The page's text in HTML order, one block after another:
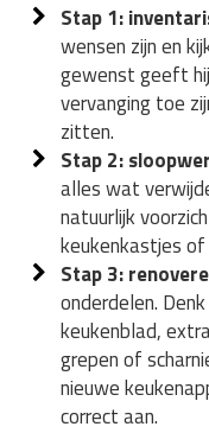
Stap 1:
wensen zijn en
gewenst geeft
vervanging toe
zitten.
Stap 2:
alles wat
natuurlijk
keukenkastjes
Stap 3:
onderdelen.
keukenblad,
grepen of
nieuwe
correct aan.